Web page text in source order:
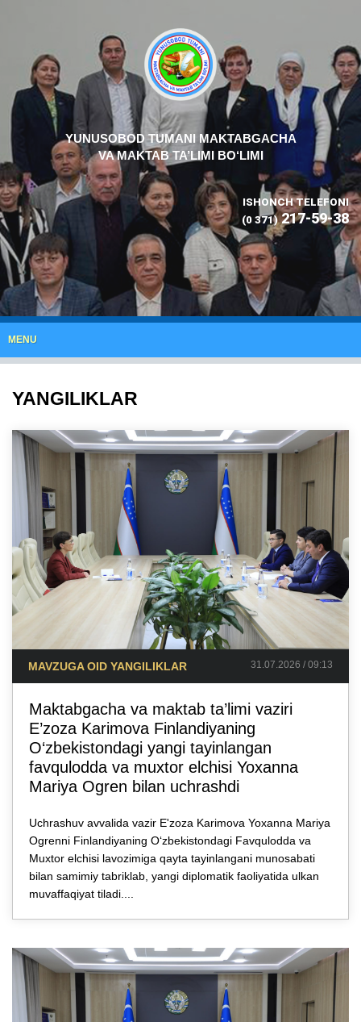
YUNUSOBOD TUMANI MAKTABGACHA
VA MAKTAB TA’LIMI BO‘LIMI
ISHONCH TELEFONI
(0 371)217-59-38
MENU
YANGILIKLAR
MAVZUGA OID YANGILIKLAR 31.07.2026 / 09:13
Maktabgacha va maktab ta’limi vaziri
E’zozа Karimova Finlandiyaning
O‘zbekistondagi yangi tayinlangan
favqulodda va muxtor elchisi Yoxanna
Mariya Ogren bilan uchrashdi
Uchrashuv avvalida vazir E'zoza Karimova Yoxanna Mariya
Ogrenni Finlandiyaning O‘zbekistondagi Favqulodda va
Muxtor elchisi lavozimiga qayta tayinlangani munosabati
bilan samimiy tabriklab, yangi diplomatik faoliyatida ulkan
muvaffaqiyat tiladi....